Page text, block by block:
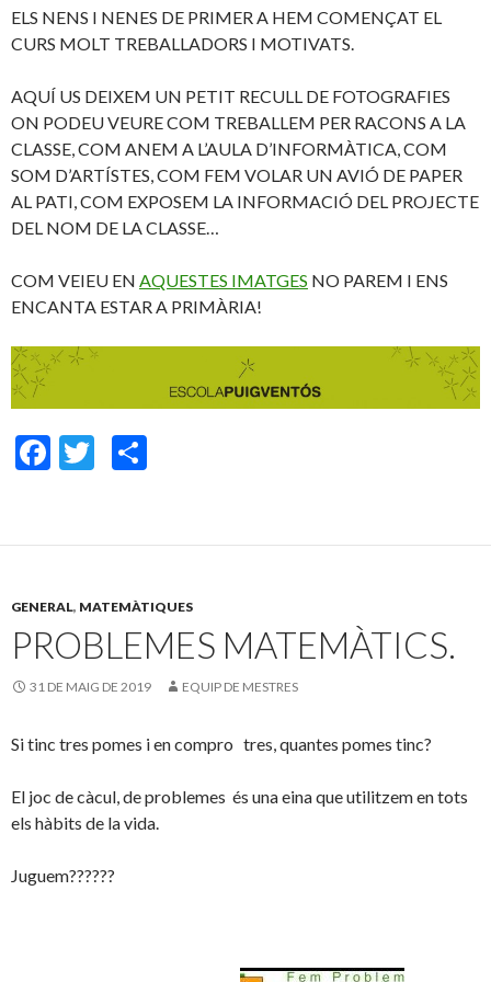
ELS NENS I NENES DE PRIMER A HEM COMENÇAT EL
CURS MOLT TREBALLADORS I MOTIVATS.
AQUÍ US DEIXEM UN PETIT RECULL DE FOTOGRAFIES
ON PODEU VEURE COM TREBALLEM PER RACONS A LA
CLASSE, COM ANEM A L’AULA D’INFORMÀTICA, COM
SOM D’ARTÍSTES, COM FEM VOLAR UN AVIÓ DE PAPER
AL PATI, COM EXPOSEM LA INFORMACIÓ DEL PROJECTE
DEL NOM DE LA CLASSE…
COM VEIEU EN AQUESTES IMATGES NO PAREM I ENS
ENCANTA ESTAR A PRIMÀRIA!
F
b
o
o
k
T
er p
ar
te
ix
GENERAL, MATEMÀTIQUES
PROBLEMES MATEMÀTICS.
31 DE MAIG DE 2019 EQUIP DE MESTRES
Si tinc tres pomes i en compro tres, quantes pomes tinc?
El joc de càcul, de problemes és una eina que utilitzem en tots
els hàbits de la vida.
Juguem??????